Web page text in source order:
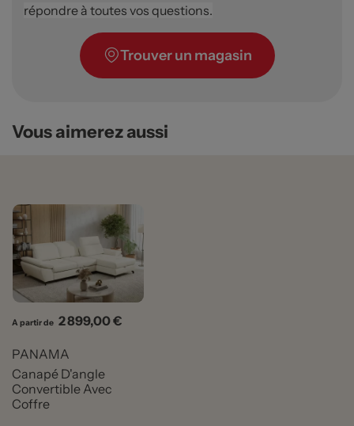
répondre à toutes vos questions.
Trouver un magasin
Vous aimerez aussi
A partir de Prix
2 899,00 €
PANAMA
Canapé D'angle
Convertible Avec
Coffre